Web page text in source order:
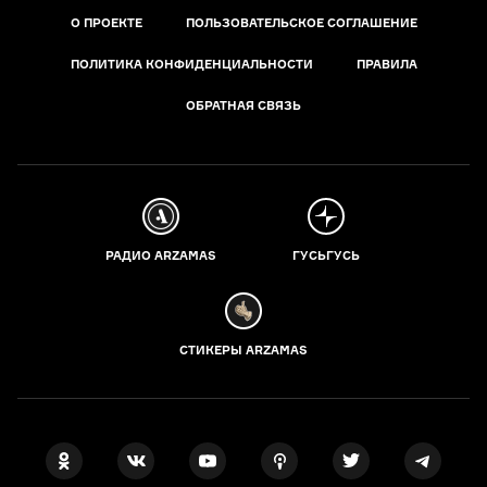
О ПРОЕКТЕ ПОЛЬЗОВАТЕЛЬСКОЕ СОГЛАШЕНИЕ
ПОЛИТИКА КОНФИДЕНЦИАЛЬНОСТИ ПРАВИЛА
ОБРАТНАЯ СВЯЗЬ
РАДИО ARZAMAS ГУСЬГУСЬ
СТИКЕРЫ ARZAMAS